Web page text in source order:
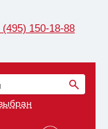
(495) 150-18-88